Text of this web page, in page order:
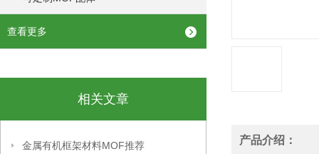
查看更多
相关文章
金属有机框架材料MOF推荐 产品介绍：